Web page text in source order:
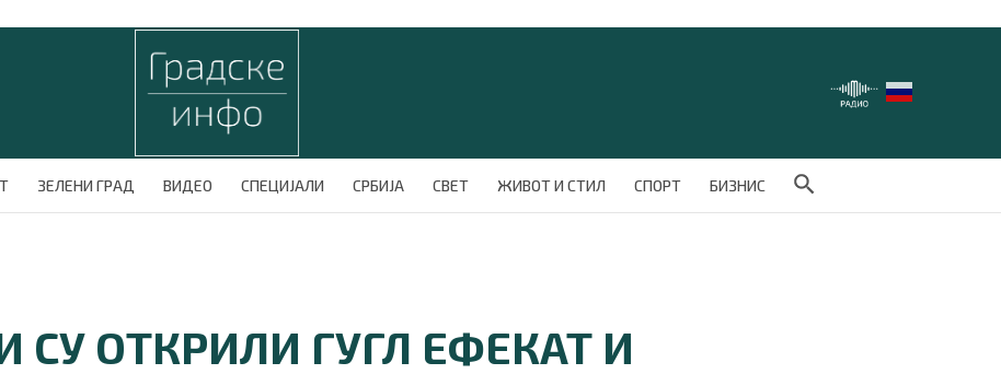
ЗЕЛЕНИ ГРАД ВИДЕО СПЕЦИЈАЛИ СРБИЈА СВЕТ ЖИВОТ И СТИЛ СПОРТ БИЗНИС
Search Button
СУ ОТКРИЛИ ГУГЛ ЕФЕКАТ И